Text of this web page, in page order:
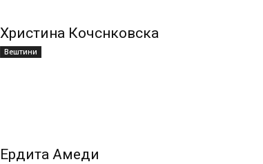
Христина Кочснковска
Вештини
Ердита Амеди